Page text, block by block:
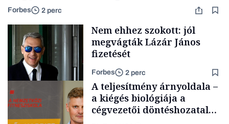
Forbes 2 perc
Nem ehhez szokott: jól
megvágták Lázár János
fizetését
Forbes 2 perc
A teljesítmény árnyoldala –
a kiégés biológiája a
cégvezetői döntéshozatal